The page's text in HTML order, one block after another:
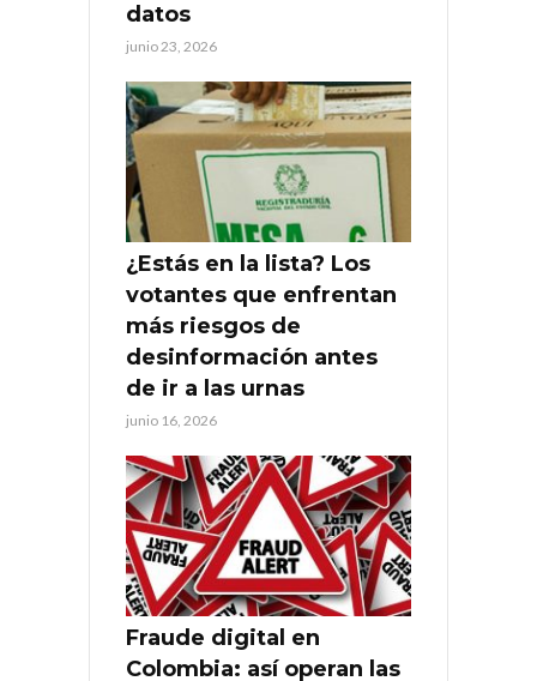
datos
junio 23, 2026
¿Estás en la lista? Los
votantes que enfrentan
más riesgos de
desinformación antes
de ir a las urnas
junio 16, 2026
Fraude digital en
Colombia: así operan las